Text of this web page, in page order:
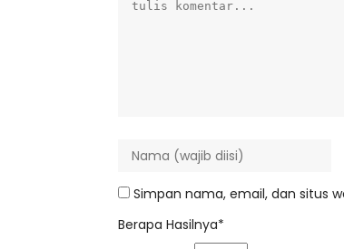
Simpan nama, email, dan situs
Berapa Hasilnya*